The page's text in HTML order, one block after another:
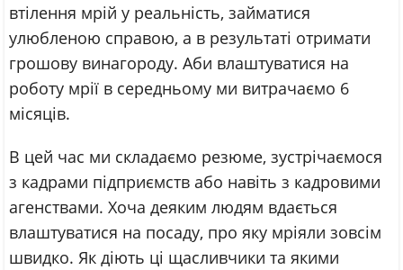
втілення мрій у реальність, займатися
улюбленою справою, а в результаті отримати
грошову винагороду. Аби влаштуватися на
роботу мрії в середньому ми витрачаємо 6
місяців.
В цей час ми складаємо резюме, зустрічаємося
з кадрами підприємств або навіть з кадровими
агенствами. Хоча деяким людям вдається
влаштуватися на посаду, про яку мріяли зовсім
швидко. Як діють ці щасливчики та якими